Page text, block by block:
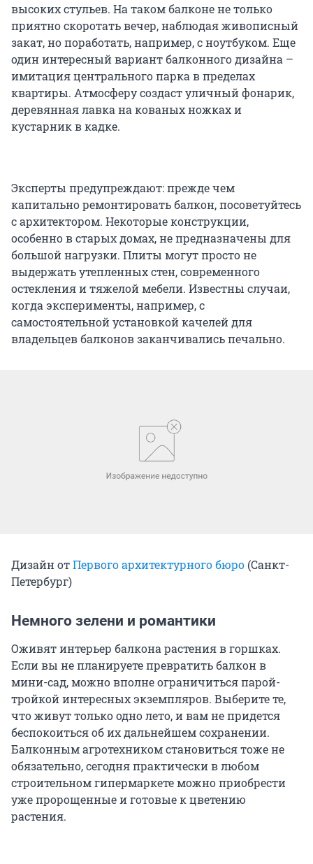
высоких стульев. На таком балконе не только
приятно скоротать вечер, наблюдая живописный
закат, но поработать, например, с ноутбуком. Еще
один интересный вариант балконного дизайна –
имитация центрального парка в пределах
квартиры. Атмосферу создаст уличный фонарик,
деревянная лавка на кованых ножках и
кустарник в кадке.
Эксперты предупреждают: прежде чем
капитально ремонтировать балкон, посоветуйтесь
с архитектором. Некоторые конструкции,
особенно в старых домах, не предназначены для
большой нагрузки. Плиты могут просто не
выдержать утепленных стен, современного
остекления и тяжелой мебели. Известны случаи,
когда эксперименты, например, с
самостоятельной установкой качелей для
владельцев балконов заканчивались печально.
Дизайн отПервого архитектурного бюро (Санкт-
Петербург)
Немного зелени и романтики
Оживят интерьер балкона растения в горшках.
Если вы не планируете превратить балкон в
мини-сад, можно вполне ограничиться парой-
тройкой интересных экземпляров. Выберите те,
что живут только одно лето, и вам не придется
беспокоиться об их дальнейшем сохранении.
Балконным агротехником становиться тоже не
обязательно, сегодня практически в любом
строительном гипермаркете можно приобрести
уже пророщенные и готовые к цветению
растения.